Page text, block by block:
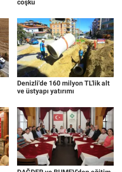
coşku
Denizli'de 160 milyon TL'lik alt
ve üstyapı yatırımı